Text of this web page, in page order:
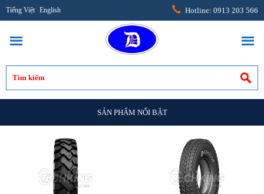
Tiếng Việt English Hotline: 0913 203 566
SẢN PHẨM NỔI BẬT